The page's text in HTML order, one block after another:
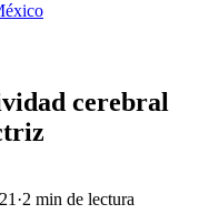
cerebral
·2 min de lectura